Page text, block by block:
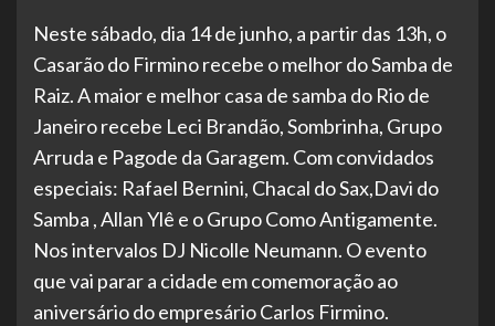
Neste sábado, dia 14 de junho, a partir das 13h, o
Casarão do Firmino recebe o melhor do Samba de
Raiz. A maior e melhor casa de samba do Rio de
Janeiro recebe Leci Brandão, Sombrinha, Grupo
Arruda e Pagode da Garagem. Com convidados
especiais: Rafael Bernini, Chacal do Sax,Davi do
Samba , Allan Ylê e o Grupo Como Antigamente.
Nos intervalos DJ Nicolle Neumann. O evento
que vai parar a cidade em comemoração ao
aniversário do empresário Carlos Firmino.